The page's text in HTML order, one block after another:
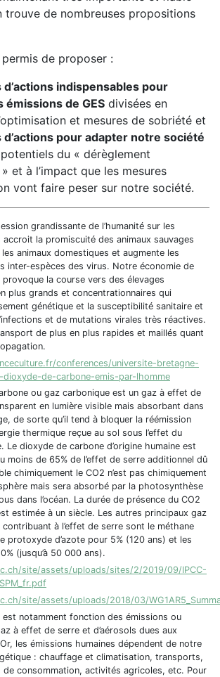
trouve de nombreuses propositions
de proposer :
d’actions indispensables pour
émissions de GES divisées en
et mesures de sobriété et
d’actions pour adapter notre société
du « dérèglement
et à l’impact que les mesures
vont faire peser sur notre société.
grandissante de l’humanité sur les
la promiscuité des animaux sauvages
animaux domestiques et augmente les
inter-espèces des virus. Notre économie de
provoque la course vers des élevages
plus grands et concentrationnaires qui
génétique et la susceptibilité sanitaire et
et de mutations virales très réactives.
de plus en plus rapides et maillés quant
conferences/universite-bretagne-
de-carbone-emis-par-lhomme
ou gaz carbonique est un gaz à effet de
en lumière visible mais absorbant dans
de sorte qu’il tend à bloquer la réémission
thermique reçue au sol sous l’effet du
Le dioxyde de carbone d’origine humaine est
moins de 65% de l’effet de serre additionnel dû
chimiquement le CO2 n’est pas chimiquement
mais sera absorbé par la photosynthèse
dans l’océan. La durée de présence du CO2
estimée à un siècle. Les autres principaux gaz
contribuant à l’effet de serre sont le méthane
protoxyde d’azote pour 5% (120 ans) et les
(jusqu’à 50 000 ans).
site/assets/uploads/sites/2/2019/09/IPCC-
site/assets/uploads/2018/03/
est notamment fonction des émissions ou
à effet de serre et d’aérosols dues aux
les émissions humaines dépendent de notre
: chauffage et climatisation, transports,
de consommation, activités agricoles, etc. Pour